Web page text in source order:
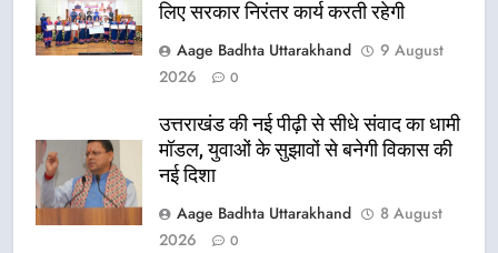
लिए सरकार निरंतर कार्य करती रहेगी
Aage Badhta Uttarakhand
9 August
2026
0
उत्तराखंड की नई पीढ़ी से सीधे संवाद का धामी
मॉडल, युवाओं के सुझावों से बनेगी विकास की
नई दिशा
Aage Badhta Uttarakhand
8 August
2026
0